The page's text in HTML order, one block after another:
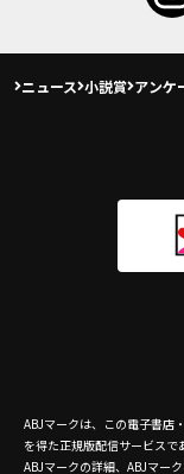
ニュース 小説賞 アンケ
ABJマークは、この電子書店
を得た正規版配信サービスで
ABJマークの詳細、ABJマー